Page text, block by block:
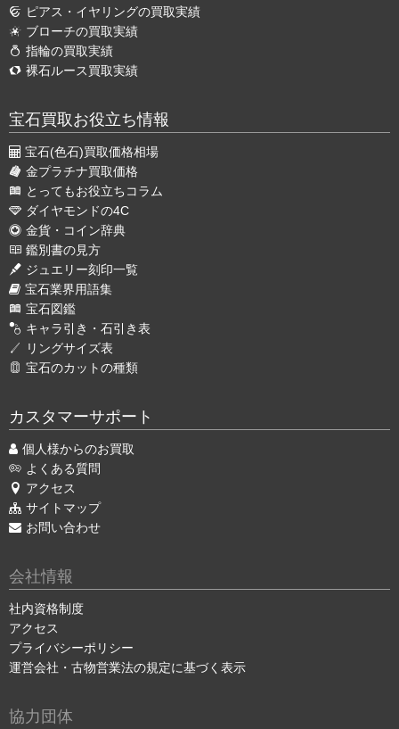
ピアス・イヤリングの買取実績
ブローチの買取実績
指輪の買取実績
裸石ルース買取実績
宝石買取お役立ち情報
宝石(色石)買取価格相場
金プラチナ買取価格
とってもお役立ちコラム
ダイヤモンドの4C
金貨・コイン辞典
鑑別書の見方
ジュエリー刻印一覧
宝石業界用語集
宝石図鑑
キャラ引き・石引き表
リングサイズ表
宝石のカットの種類
カスタマーサポート
個人様からのお買取
よくある質問
アクセス
サイトマップ
お問い合わせ
会社情報
社内資格制度
アクセス
プライバシーポリシー
運営会社・古物営業法の規定に基づく表示
協力団体